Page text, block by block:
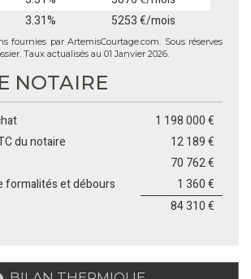
3.31% 5253 €/mois
fournies par ArtemisCourtage.com. Sous réserves
Taux actualisés au 01 Janvier 2026.
NOTAIRE
1 198 000 €
du notaire
12 189 €
70 762 €
formalités et débours
1 360 €
84 310 €